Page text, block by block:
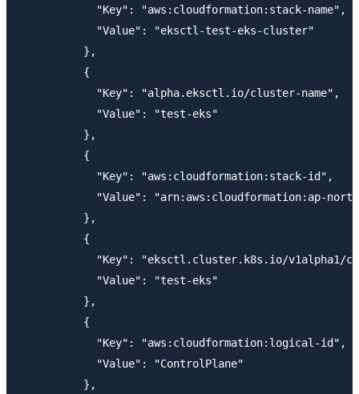
            "Key": "aws:cloudformation:stack-name",
            "Value": "eksctl-test-eks-cluster"
          },
          {
            "Key": "alpha.eksctl.io/cluster-name",
            "Value": "test-eks"
          },
          {
            "Key": "aws:cloudformation:stack-id",
"Value": "arn:aws:cloudformation:ap-
          },
          {
"Key": "eksctl.cluster.k8s.io/v1alpha1/
            "Value": "test-eks"
          },
          {
            "Key": "aws:cloudformation:logical-id",
            "Value": "ControlPlane"
          },